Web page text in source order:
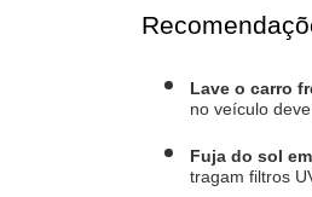
Lave o carro
no veículo
Fuja do sol
tragam filtros